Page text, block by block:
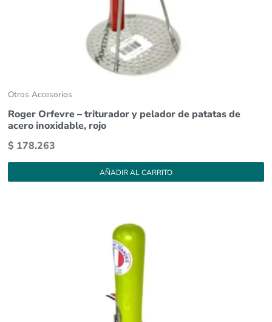
Otros Accesorios
Roger Orfevre – triturador y pelador de patatas de
acero inoxidable, rojo
$ 178.263
AÑADIR AL CARRITO